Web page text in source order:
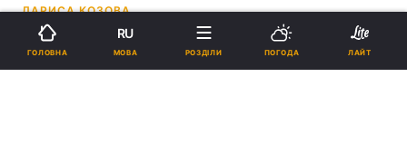
ЛАРИСА КОЗОВА
13:57, 21.05.26
ГОЛОВНА
RU
МОВА РОЗДІЛИ ПОГОДА ЛАЙТ